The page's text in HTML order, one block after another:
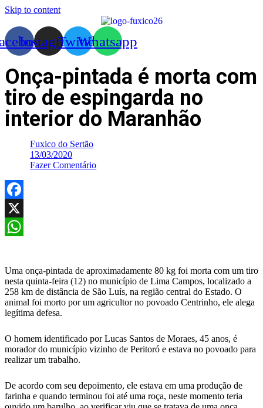
Skip to content
InstagramTwitterWhatsapp
Onça-pintada é morta com
tiro de espingarda no
interior do Maranhão
Fuxico do Sertão
13/03/2020
Fazer Comentário
Facebook
X
Uma onça-pintada de aproximadamente 80 kg foi morta com um tiro
nesta quinta-feira (12) no município de Lima Campos, localizado a
258 km de distância de São Luís, na região central do Estado. O
animal foi morto por um agricultor no povoado Centrinho, ele alega
legítima defesa.
O homem identificado por Lucas Santos de Moraes, 45 anos, é
morador do município vizinho de Peritoró e estava no povoado para
realizar um trabalho.
De acordo com seu depoimento, ele estava em uma produção de
farinha e quando terminou foi até uma roça, neste momento teria